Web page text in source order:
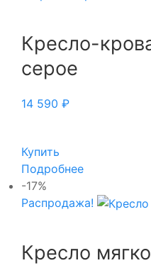
Кресло-
серое
14 590 ₽
Купить
Подробнее
-17%
Распродажа!
Кресло